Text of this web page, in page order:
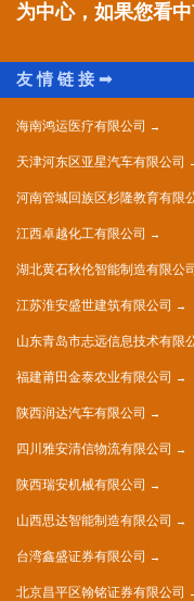
为中心，如果您看
海南鸿运医疗有限公司
天津河东区亚星汽车有限公司
河南管城回族区杉隆教育有限
江西卓越化工有限公司
湖北黄石秋伦智能制造有限公司
江苏淮安盛世建筑有限公司
山东青岛市志远信息技术有限
福建莆田金泰农业有限公司
陕西润达汽车有限公司
四川雅安清信物流有限公司
陕西瑞安机械有限公司
山西思达智能制造有限公司
台湾鑫盛证券有限公司
北京昌平区翰铭证券有限公司